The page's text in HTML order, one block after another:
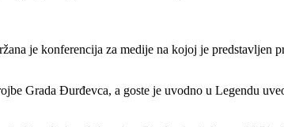
je konferencija za medije na kojoj je predstavljen
Grada Đurđevca, a goste je uvodno u Legendu